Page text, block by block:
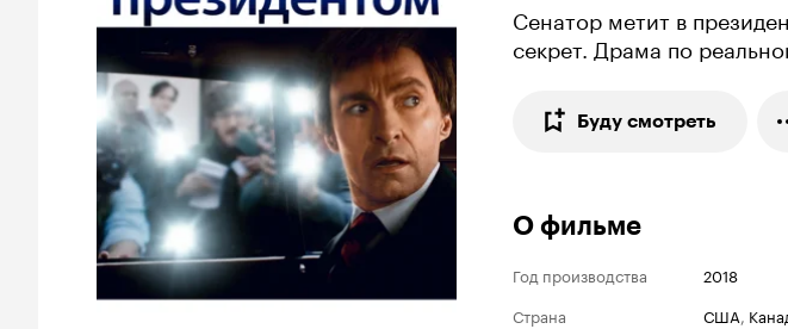
Сенатор метит в
секрет. Драма по
Буду смотреть
О фильме
Год производства
2018
Страна
США,